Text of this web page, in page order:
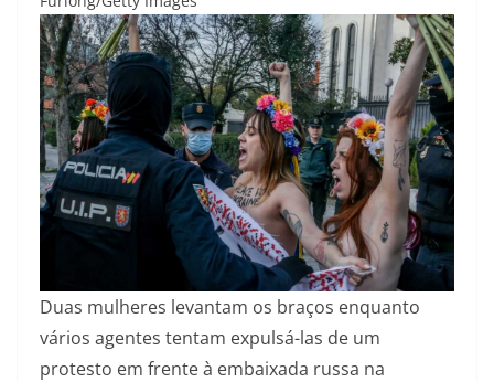
Duas mulheres levantam os braços enquanto
vários agentes tentam expulsá-las de um
protesto em frente à embaixada russa na